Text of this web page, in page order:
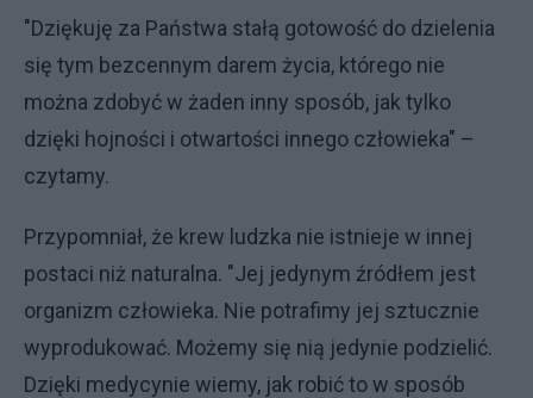
"Dziękuję za Państwa stałą gotowość do dzielenia
się tym bezcennym darem życia, którego nie
można zdobyć w żaden inny sposób, jak tylko
dzięki hojności i otwartości innego człowieka" –
czytamy.
Przypomniał, że krew ludzka nie istnieje w innej
postaci niż naturalna. "Jej jedynym źródłem jest
organizm człowieka. Nie potrafimy jej sztucznie
wyprodukować. Możemy się nią jedynie podzielić.
Dzięki medycynie wiemy, jak robić to w sposób